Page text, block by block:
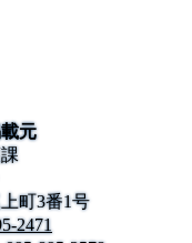
元
町3番1号
2471